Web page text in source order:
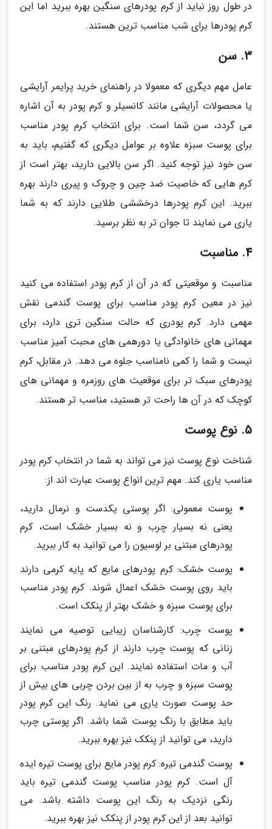
در طول روز نباید از کرم پودرهای سنگین بهره ببرید اما این
کرم پودرها برای شب مناسب ترین هستند.
3. سن
عامل مهم دیگری که معمولا در راهنمای خرید پرایمر آرایشی
یا محصولات آرایشی مانند کانسیلر و کرم پودر به آن اشاره
می گردد، سن شما است. برای انتخاب کرم پودر مناسب
برای پوست سبزه علاوه بر عوامل دیگری که گفتیم، باید به
سن خود نیز توجه کنید. اگر سن بالایی دارید، بهتر است از
کرم هایی که خاصیت ضد چین و چروک و پیری دارند بهره
ببرید. این کرم پودرها درخششی طلایی دارند که به شما
یاری می نمایند تا جوان تر به نظر برسید.
4. مناسبت
مناسبت و موقعیتی که در آن از کرم پودر استفاده می کنید
نیز در معین کرم پودر مناسب برای پوست گندمی نقش
مهمی دارد. کرم پودری که حالت سنگین تری دارد، برای
مهمانی های خانوادگی یا دورهمی های محبت آمیز مناسب
نیست و شما را کمی نامناسب جلوه می دهد. در مقابل، کرم
پودرهای سبک تر برای موقعیت های روزمره و مهمانی های
کوچک که در آن ها راحت تر هستید، مناسب تر هستند.
5. نوع پوست
شناخت نوع پوست نیز می تواند به شما در انتخاب کرم پودر
مناسب یاری کند. مهم ترین انواع پوست عبارت اند از:
پوست معمولی: اگر پوستی یکدست و نرمال دارید،
یعنی نه بسیار چرب و نه بسیار خشک است، کرم
پودرهای مبتنی بر لوسیون را می توانید به کار ببرید.
پوست خشک: کرم پودرهای مایع که پایه کرمی دارند
باید روی پوست خشک اعمال شوند. کرم پودر مناسب
برای پوست سبزه و خشک بهتر از پنکک است.
پوست چرب: کارشناسان زیبایی توصیه می نمایند
زنانی که پوست چرب دارند از کرم پودرهای مبتنی بر
آب و مات استفاده نمایند. این کرم پودر مناسب برای
پوست سبزه و چرب به از بین بردن چربی های بیش از
حد پوست صورت یاری می نماید. رنگ این کرم پودر
باید مطابق با رنگ پوست شما باشد. اگر پوستی چرب
دارید، می توانید از پنکک نیز بهره ببرید.
پوست گندمی تیره: کرم پودر مایع برای پوست تیره ایده
آل است. کرم پودر مناسب پوست گندمی تیره باید
رنگی نزدیک به رنگ این پوست داشته باشد. می
توانید بعد از این کرم پودر از پنکک نیز بهره ببرید.